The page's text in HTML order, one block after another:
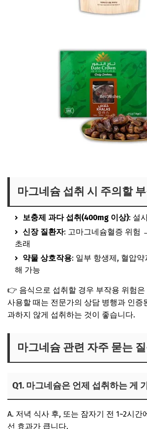
마그네슘 섭취 시 주의할
보충제 과다 섭취(400mg 이상): 설
신장 질환자: 고마그네슘혈증 위험
초래
약물 상호작용: 일부 항생제, 혈압약
해 가능
👉 음식으로 섭취할 경우 부작용 위험은
사용할 때는 전문가의 상담 병행과 인증
과하지 않게 섭취하는 것이 좋습니다.
마그네슘 관련 자주 묻는
Q1. 마그네슘은 언제 섭취하는 게
A. 저녁 식사 후, 또는 잠자기 전 1~2시간
선 효과가 큽니다.